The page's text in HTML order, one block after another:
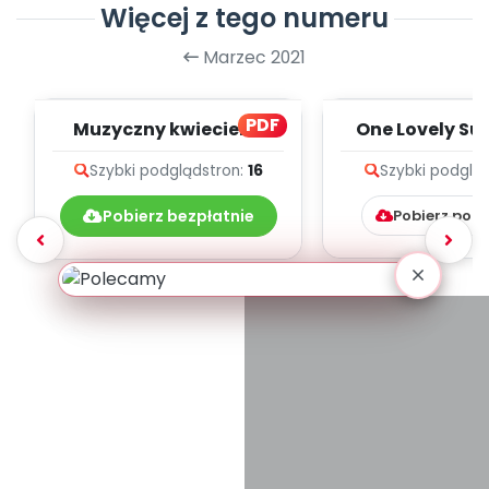
Więcej z tego numeru
Marzec 2021
PDF
Muzyczny kwiecień -
Szybki podglądstron: 16
Pobierz bezpłatnie
One Lovely
Szybki
Pobierz